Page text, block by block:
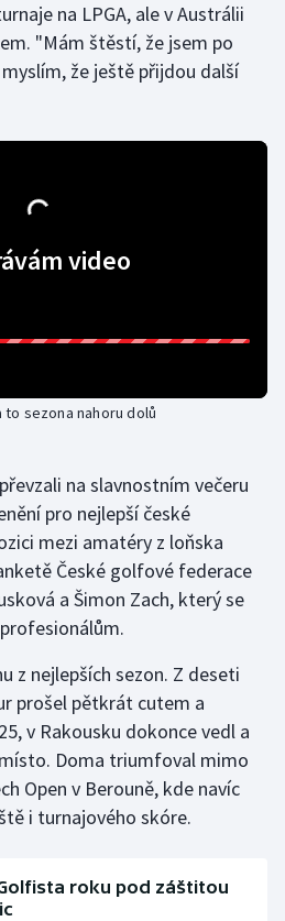
na LPGA, ale v Austrálii
"Mám štěstí, že jsem po
že ještě přijdou další
video
sezona nahoru dolů
na slavnostním večeru
pro nejlepší české
mezi amatéry z loňska
České golfové federace
a Šimon Zach, který se
z nejlepších sezon. Z deseti
prošel pětkrát cutem a
v Rakousku dokonce vedl a
Doma triumfoval mimo
Open v Berouně, kde navíc
i turnajového skóre.
roku pod záštitou